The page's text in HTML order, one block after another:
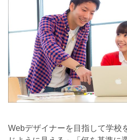
Webデザイナーを目指して学校